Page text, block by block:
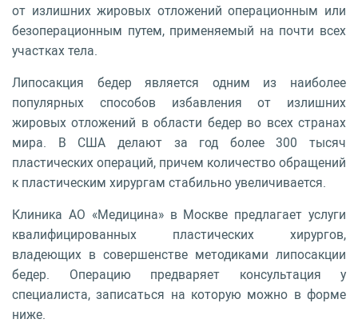
от излишних жировых отложений операционным или
безоперационным путем, применяемый на почти всех
участках тела.
Липосакция бедер является одним из наиболее
популярных способов избавления от излишних
жировых отложений в области бедер во всех странах
мира. В США делают за год более 300 тысяч
пластических операций, причем количество обращений
к пластическим хирургам стабильно увеличивается.
Клиника АО «Медицина» в Москве предлагает услуги
квалифицированных пластических хирургов,
владеющих в совершенстве методиками липосакции
бедер. Операцию предваряет консультация у
специалиста, записаться на которую можно в форме
ниже.